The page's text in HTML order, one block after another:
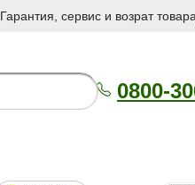
Гарантия, сервис и возрат товара
0800-